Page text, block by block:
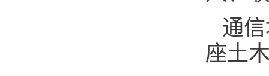
通
座土